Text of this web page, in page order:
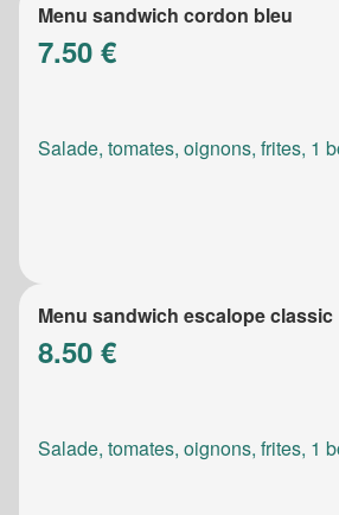
Menu sandwich cordon bleu
7.50 €
Salade, tomates, oignons, frites, 1
Menu sandwich escalope classic
8.50 €
Salade, tomates, oignons, frites, 1